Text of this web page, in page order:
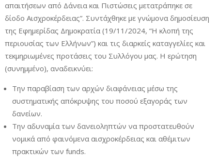
απαιτήσεων από Δάνεια και Πιστώσεις μετατράπηκε σε
δίοδο Αισχροκέρδειας”. Συντάχθηκε με γνώμονα δημοσίευση
της Εφημερίδας Δημοκρατία (19/11/2024, “Η κλοπή της
περιουσίας των Ελλήνων”) και τις διαρκείς καταγγελίες και
τεκμηριωμένες προτάσεις του Συλλόγου μας. Η ερώτηση
(συνημμένο), αναδεικνύει:
Την παραβίαση των αρχών διαφάνειας μέσω της
συστηματικής απόκρυψης του ποσού εξαγοράς των
δανείων.
Την αδυναμία των δανειοληπτών να προστατευθούν
νομικά από φαινόμενα αισχροκέρδειας και αθέμιτων
πρακτικών των funds.